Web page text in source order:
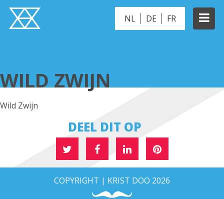
NL DE FR
WILD ZWIJN
Wild Zwijn
DEEL DIT OP
COPYRIGHT | KRIST DOO 2026